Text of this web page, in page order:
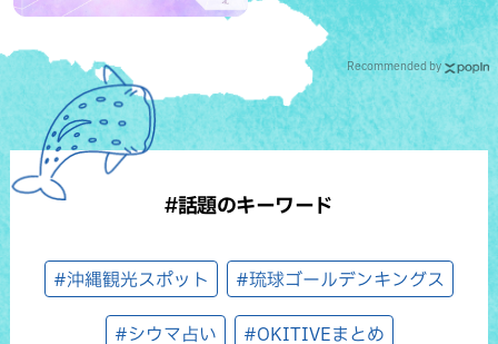
Recommended by
#話題のキーワード
#沖縄観光スポット #琉球ゴールデンキングス
#シウマ占い #OKITIVEまとめ